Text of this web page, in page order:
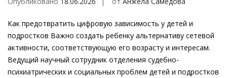
Как предотвратить цифровую зависимость у детей и
подростков Важно создать ребенку альтернативу сетевой
активности, соответствующую его возрасту и интересам.
Ведущий научный сотрудник отделения судебно-
психиатрических и социальных проблем детей и подростков